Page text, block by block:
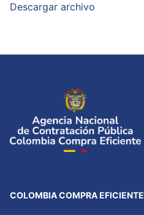
Descargar archivo
COLOMBIA COMPRA EFICIENTE